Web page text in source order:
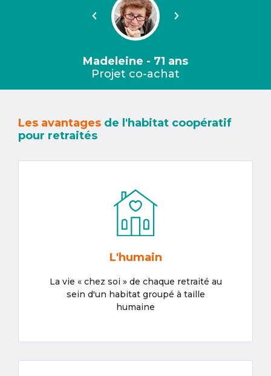
Précédent Suivant
Madeleine - 71 ans
Projet co-achat
Les avantages de l'habitat coopératif
pour retraités
L'humain
La vie « chez soi » de chaque retraité au
sein d'un habitat groupé à taille
humaine